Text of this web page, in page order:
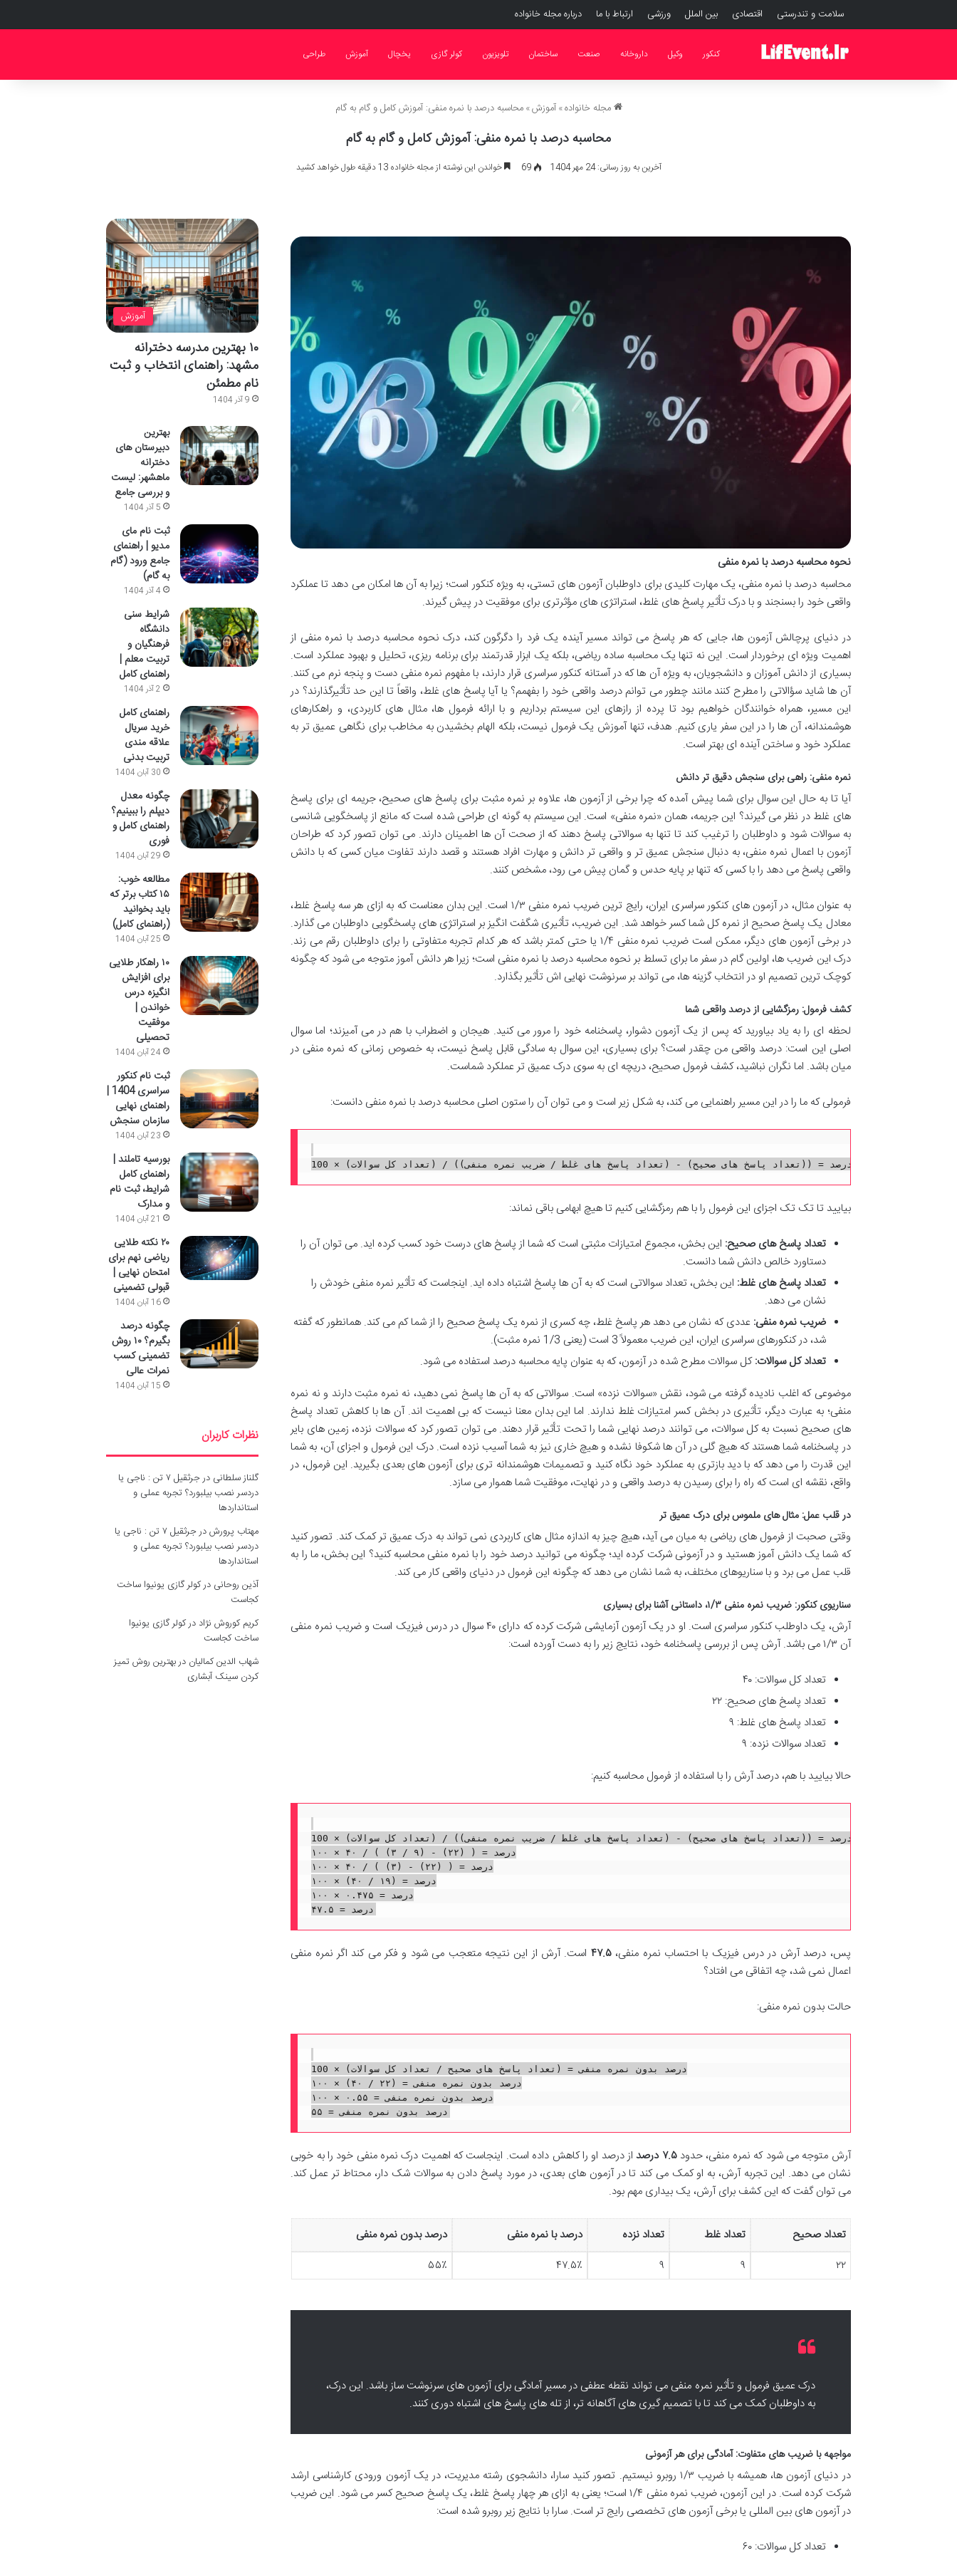
سلامت و تندرستی اقتصادی بین الملل ورزشی ارتباط با ما درباره مجله خانواده
کنکور وکیل داروخانه صنعت ساختمان تلویزیون کولر گازی یخچال آموزش طراحی
مجله خانواده» آموزش» محاسبه درصد با نمره منفی: آموزش کامل و گام به گام
محاسبه درصد با نمره منفی: آموزش کامل و گام به گام
آخرین به روز رسانی: 24 مهر 1404 69 خواندن این نوشته از مجله خانواده 13 دقیقه طول خواهد کشید
نحوه محاسبه درصد با نمره منفی
محاسبه درصد با نمره منفی، یک مهارت کلیدی برای داوطلبان آزمون های تستی، به ویژه کنکور است؛ زیرا به آن ها امکان می دهد تا عملکرد
واقعی خود را بسنجند و با درک تأثیر پاسخ های غلط، استراتژی های مؤثرتری برای موفقیت در پیش گیرند.
در دنیای پرچالش آزمون ها، جایی که هر پاسخ می تواند مسیر آینده یک فرد را دگرگون کند، درک نحوه محاسبه درصد با نمره منفی از
اهمیت ویژه ای برخوردار است. این نه تنها یک محاسبه ساده ریاضی، بلکه یک ابزار قدرتمند برای برنامه ریزی، تحلیل و بهبود عملکرد است.
بسیاری از دانش آموزان و دانشجویان، به ویژه آن ها که در آستانه کنکور سراسری قرار دارند، با مفهوم نمره منفی دست و پنجه نرم می کنند.
آن ها شاید سؤالاتی را مطرح کنند مانند چطور می توانم درصد واقعی خود را بفهمم؟ یا آیا پاسخ های غلط، واقعاً تا این حد تأثیرگذارند؟ در
این مسیر، همراه خوانندگان خواهیم بود تا پرده از رازهای این سیستم برداریم و با ارائه فرمول ها، مثال های کاربردی، و راهکارهای
هوشمندانه، آن ها را در این سفر یاری کنیم. هدف، تنها آموزش یک فرمول نیست، بلکه الهام بخشیدن به مخاطب برای نگاهی عمیق تر به
عملکرد خود و ساختن آینده ای بهتر است.
نمره منفی: راهی برای سنجش دقیق تر دانش
آیا تا به حال این سوال برای شما پیش آمده که چرا برخی از آزمون ها، علاوه بر نمره مثبت برای پاسخ های صحیح، جریمه ای برای پاسخ
های غلط در نظر می گیرند؟ این جریمه، همان «نمره منفی» است. این سیستم به گونه ای طراحی شده است که مانع از پاسخگویی شانسی
به سوالات شود و داوطلبان را ترغیب کند تا تنها به سوالاتی پاسخ دهند که از صحت آن ها اطمینان دارند. می توان تصور کرد که طراحان
آزمون با اعمال نمره منفی، به دنبال سنجش عمیق تر و واقعی تر دانش و مهارت افراد هستند و قصد دارند تفاوت میان کسی که با دانش
واقعی پاسخ می دهد را با کسی که تنها بر پایه حدس و گمان پیش می رود، مشخص کنند.
به عنوان مثال، در آزمون های کنکور سراسری ایران، رایج ترین ضریب نمره منفی ۱/۳ است. این بدان معناست که به ازای هر سه پاسخ غلط،
معادل یک پاسخ صحیح از نمره کل شما کسر خواهد شد. این ضریب، تأثیری شگفت انگیز بر استراتژی های پاسخگویی داوطلبان می گذارد.
در برخی آزمون های دیگر، ممکن است ضریب نمره منفی ۱/۴ یا حتی کمتر باشد که هر کدام تجربه متفاوتی را برای داوطلبان رقم می زند.
درک این ضریب ها، اولین گام در سفر ما برای تسلط بر نحوه محاسبه درصد با نمره منفی است؛ زیرا هر دانش آموز متوجه می شود که چگونه
کوچک ترین تصمیم او در انتخاب گزینه ها، می تواند بر سرنوشت نهایی اش تأثیر بگذارد.
کشف فرمول: رمزگشایی از درصد واقعی شما
لحظه ای را به یاد بیاورید که پس از یک آزمون دشوار، پاسخنامه خود را مرور می کنید. هیجان و اضطراب با هم در می آمیزند؛ اما سوال
اصلی این است: درصد واقعی من چقدر است؟ برای بسیاری، این سوال به سادگی قابل پاسخ نیست، به خصوص زمانی که نمره منفی در
میان باشد. اما نگران نباشید، کشف فرمول صحیح، دریچه ای به سوی درک عمیق تر عملکرد شماست.
فرمولی که ما را در این مسیر راهنمایی می کند، به شکل زیر است و می توان آن را ستون اصلی محاسبه درصد با نمره منفی دانست:
بیایید تا تک تک اجزای این فرمول را با هم رمزگشایی کنیم تا هیچ ابهامی باقی نماند:
تعداد پاسخ های صحیح: این بخش، مجموع امتیازات مثبتی است که شما از پاسخ های درست خود کسب کرده اید. می توان آن را
دستاورد خالص دانش شما دانست.
تعداد پاسخ های غلط: این بخش، تعداد سوالاتی است که به آن ها پاسخ اشتباه داده اید. اینجاست که تأثیر نمره منفی خودش را
نشان می دهد.
ضریب نمره منفی: عددی که نشان می دهد هر پاسخ غلط، چه کسری از نمره یک پاسخ صحیح را از شما کم می کند. همانطور که گفته
شد، در کنکورهای سراسری ایران، این ضریب معمولاً 3 است (یعنی 1/3 نمره مثبت).
تعداد کل سوالات:کل سوالات مطرح شده در آزمون، که به عنوان پایه محاسبه درصد استفاده می شود.
موضوعی که اغلب نادیده گرفته می شود، نقش «سوالات نزده» است. سوالاتی که به آن ها پاسخ نمی دهید، نه نمره مثبت دارند و نه نمره
منفی؛ به عبارت دیگر، تأثیری در بخش کسر امتیازات غلط ندارند. اما این بدان معنا نیست که بی اهمیت اند. آن ها با کاهش تعداد پاسخ
های صحیح نسبت به کل سوالات، می توانند درصد نهایی شما را تحت تأثیر قرار دهند. می توان تصور کرد که سوالات نزده، زمین های بایر
در پاسخنامه شما هستند که هیچ گلی در آن ها شکوفا نشده و هیچ خاری نیز به شما آسیب نزده است. درک این فرمول و اجزای آن، به شما
این قدرت را می دهد که با دید بازتری به عملکرد خود نگاه کنید و تصمیمات هوشمندانه تری برای آزمون های بعدی بگیرید. این فرمول، در
واقع، نقشه ای است که راه را برای رسیدن به درصد واقعی و در نهایت، موفقیت شما هموار می سازد.
در قلب عمل: مثال های ملموس برای درک عمیق تر
وقتی صحبت از فرمول های ریاضی به میان می آید، هیچ چیز به اندازه مثال های کاربردی نمی تواند به درک عمیق تر کمک کند. تصور کنید
که شما یک دانش آموز هستید و در آزمونی شرکت کرده اید؛ چگونه می توانید درصد خود را با نمره منفی محاسبه کنید؟ این بخش، ما را به
قلب عمل می برد و با سناریوهای مختلف، به شما نشان می دهد که چگونه این فرمول در دنیای واقعی کار می کند.
سناریوی کنکور: ضریب نمره منفی ۱/۳، داستانی آشنا برای بسیاری
آرش، یک داوطلب کنکور سراسری است. او در یک آزمون آزمایشی شرکت کرده که دارای ۴۰ سوال در درس فیزیک است و ضریب نمره منفی
آن ۱/۳ می باشد. آرش پس از بررسی پاسخنامه خود، نتایج زیر را به دست آورده است:
تعداد کل سوالات: ۴۰
تعداد پاسخ های صحیح: ۲۲
تعداد پاسخ های غلط: ۹
تعداد سوالات نزده: ۹
حالا بیایید با هم، درصد آرش را با استفاده از فرمول محاسبه کنیم:
درصد = ((تعداد پاسخ های صحیح) - (تعداد پاسخ های غلط / ضریب نمره منفی)) / (تعداد کل سوالات) × 100
درصد = ( (۲۲) - (۹ / ۳) ) / ۴۰ × ۱۰۰
درصد = ( (۲۲) - (۳) ) / ۴۰ × ۱۰۰
درصد = (۱۹ / ۴۰) × ۱۰۰
درصد = ۰.۴۷۵ × ۱۰۰
پس، درصد آرش در درس فیزیک با احتساب نمره منفی،۴۷.۵ است. آرش از این نتیجه متعجب می شود و فکر می کند اگر نمره منفی
اعمال نمی شد، چه اتفاقی می افتاد؟
حالت بدون نمره منفی:
درصد بدون نمره منفی = (تعداد پاسخ های صحیح / تعداد کل سوالات) × 100
درصد بدون نمره منفی = (۲۲ / ۴۰) × ۱۰۰
درصد بدون نمره منفی = ۰.۵۵ × ۱۰۰
آرش متوجه می شود که نمره منفی، حدود۷.۵ درصد
از درصد او را کاهش داده است. اینجاست که اهمیت درک نمره منفی خود را به خوبی
نشان می دهد. این تجربه آرش، به او کمک می کند تا در آزمون های بعدی، در مورد پاسخ دادن به سوالات شک دار، محتاط تر عمل کند.
می توان گفت که این کشف برای آرش، یک بیداری مهم بود.
تعداد صحیح تعداد غلط تعداد نزده درصد با نمره منفی
درصد بدون نمره منفی
۲۲
۹ ۹ ۴۷.۵٪ ۵۵٪
درک عمیق فرمول و تأثیر نمره منفی می تواند نقطه عطفی در مسیر آمادگی برای آزمون های سرنوشت ساز باشد. این درک،
به داوطلبان کمک می کند تا با تصمیم گیری های آگاهانه تر، از تله های پاسخ های اشتباه دوری کنند.
مواجهه با ضریب های متفاوت: آمادگی برای هر آزمونی
در دنیای آزمون ها، همیشه با ضریب ۱/۳ روبرو نیستیم. تصور کنید سارا، دانشجوی رشته مدیریت، در یک آزمون ورودی کارشناسی ارشد
شرکت کرده است. در این آزمون، ضریب نمره منفی ۱/۴ است؛ یعنی به ازای هر چهار پاسخ غلط، یک پاسخ صحیح کسر می شود. این ضریب
در آزمون های بین المللی یا برخی آزمون های تخصصی رایج تر است. سارا با نتایج زیر روبرو شده است:
تعداد کل سوالات: ۶۰
آموزش
۱۰ بهترین مدرسه دخترانه
مشهد: راهنمای انتخاب و ثبت
نام مطمئن
9 آذر 1404
بهترین
دبیرستان های
دخترانه
ماهشهر: لیست
و بررسی جامع
5 آذر 1404
ثبت نام مای
مدیو | راهنمای
جامع ورود (گام
به گام)
4 آذر 1404
شرایط سنی
دانشگاه
فرهنگیان و
تربیت معلم |
راهنمای کامل
2 آذر 1404
راهنمای کامل
خرید سریال
علاقه مندی
تربیت بدنی
30 آبان 1404
چگونه معدل
دیپلم را ببینیم؟
راهنمای کامل و
فوری
29 آبان 1404
مطالعه خوب:
۱۵ کتاب برتر که
باید بخوانید
(راهنمای کامل)
25 آبان 1404
۱۰ راهکار طلایی
برای افزایش
انگیزه درس
خواندن |
موفقیت
تحصیلی
24 آبان 1404
ثبت نام کنکور
سراسری 1404 |
راهنمای نهایی
سازمان سنجش
23 آبان 1404
بورسیه تاملند |
راهنمای کامل
شرایط، ثبت نام
و مدارک
21 آبان 1404
۲۰ نکته طلایی
ریاضی نهم برای
امتحان نهایی |
قبولی تضمینی
16 آبان 1404
چگونه درصد
بگیرم؟ ۱۰ روش
تضمینی کسب
نمرات عالی
15 آبان 1404
نظرات کاربران
گلناز سلطانی در
جرثقیل ۷ تن : ناجی یا
دردسر نصب بیلبورد؟ تجربه عملی و
استانداردها
مهتاب پرورشدر
جرثقیل ۷ تن : ناجی یا
دردسر نصب بیلبورد؟ تجربه عملی و
استانداردها
آذین روحانی درکولر گازی یونیوا ساخت
کجاست
کریم کوروش نژاد درکولر گازی یونیوا
ساخت کجاست
شهاب الدین کمالیان دربهترین روش تمیز
کردن سینک آبشاری